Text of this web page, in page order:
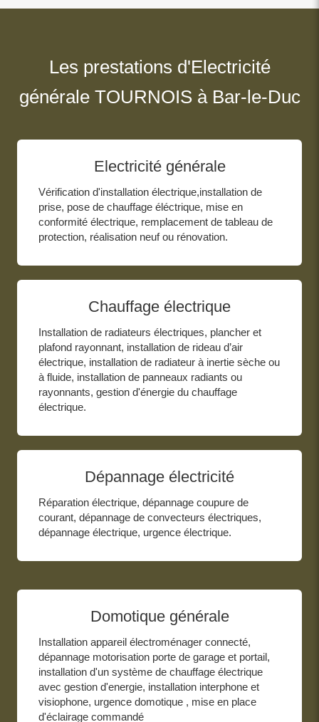
Les prestations d'Electricité
générale TOURNOIS à Bar-le-Duc
Electricité générale
Vérification d'installation électrique,installation de
prise, pose de chauffage éléctrique, mise en
conformité électrique, remplacement de tableau de
protection, réalisation neuf ou rénovation.
Chauffage électrique
Installation de radiateurs électriques, plancher et
plafond rayonnant, installation de rideau d’air
électrique, installation de radiateur à inertie sèche ou
à fluide, installation de panneaux radiants ou
rayonnants, gestion d'énergie du chauffage
électrique.
Dépannage électricité
Réparation électrique, dépannage coupure de
courant, dépannage de convecteurs électriques,
dépannage électrique, urgence électrique.
Domotique générale
Installation appareil électroménager connecté,
dépannage motorisation porte de garage et portail,
installation d'un système de chauffage électrique
avec gestion d'energie, installation interphone et
visiophone, urgence domotique , mise en place
d'éclairage commandé